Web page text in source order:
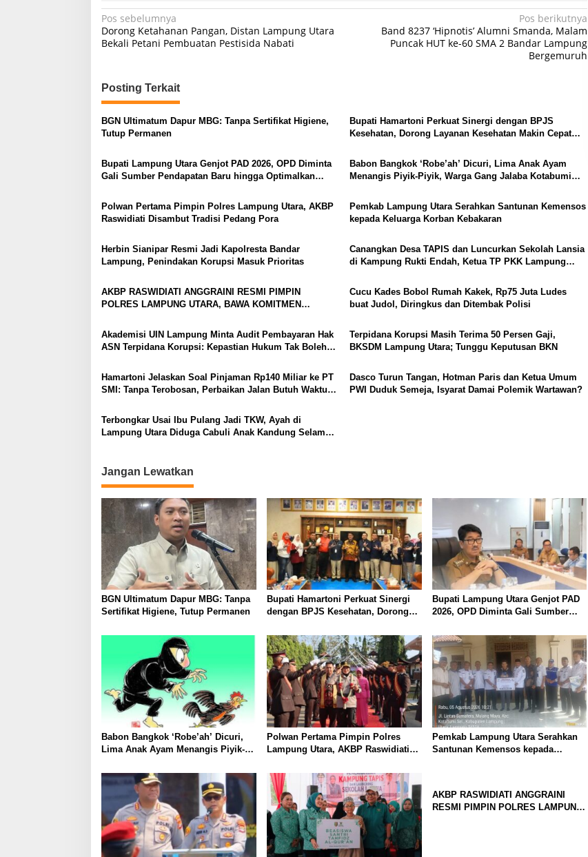
N
a
i
g
a
s
i
p
s
Pos sebelumnya
Dorong Ketahanan Pangan, Distan Lampung Utara
Bekali Petani Pembuatan Pestisida Nabati
Pos berikutnya
Band 8237 ‘Hipnotis’ Alumni Smanda, Malam
Puncak HUT ke-60 SMA 2 Bandar Lampung
Bergemuruh
Posting Terkait
BGN Ultimatum Dapur MBG: Tanpa Sertifikat Higiene,
Tutup Permanen
Bupati Hamartoni Perkuat Sinergi dengan BPJS
Kesehatan, Dorong Layanan Kesehatan Makin Cepat
Bupati Lampung Utara Genjot PAD 2026, OPD Diminta
Gali Sumber Pendapatan Baru hingga Optimalkan
Babon Bangkok ‘Robe’ah’ Dicuri, Lima Anak Ayam
Menangis Piyik-Piyik, Warga Gang Jalaba Kotabumi
Polwan Pertama Pimpin Polres Lampung Utara, AKBP
Raswidiati Disambut Tradisi Pedang Pora
Pemkab Lampung Utara Serahkan Santunan Kemensos
kepada Keluarga Korban Kebakaran
Herbin Sianipar Resmi Jadi Kapolresta Bandar
Lampung, Penindakan Korupsi Masuk Prioritas
Canangkan Desa TAPIS dan Luncurkan Sekolah Lansia
di Kampung Rukti Endah, Ketua TP PKK Lampung
AKBP RASWIDIATI ANGGRAINI RESMI PIMPIN
POLRES LAMPUNG UTARA, BAWA KOMITMEN
Cucu Kades Bobol Rumah Kakek, Rp75 Juta Ludes
buat Judol, Diringkus dan Ditembak Polisi
Akademisi UIN Lampung Minta Audit Pembayaran Hak
ASN Terpidana Korupsi: Kepastian Hukum Tak Boleh
Terpidana Korupsi Masih Terima 50 Persen Gaji,
BKSDM Lampung Utara; Tunggu Keputusan BKN
Hamartoni Jelaskan Soal Pinjaman Rp140 Miliar ke PT
SMI: Tanpa Terobosan, Perbaikan Jalan Butuh Waktu
Dasco Turun Tangan, Hotman Paris dan Ketua Umum
PWI Duduk Semeja, Isyarat Damai Polemik Wartawan?
Terbongkar Usai Ibu Pulang Jadi TKW, Ayah di
Lampung Utara Diduga Cabuli Anak Kandung Selama
Jangan Lewatkan
BGN Ultimatum Dapur MBG: Tanpa
Sertifikat Higiene, Tutup Permanen
Bupati Hamartoni Perkuat Sinergi
dengan BPJS Kesehatan, Dorong
dan Mudah
Bupati Lampung Utara Genjot PAD
2026, OPD Diminta Gali Sumber
Optimalkan PBB-P2
Babon Bangkok ‘Robe’ah’ Dicuri,
Lima Anak Ayam Menangis Piyik-
Heboh
Polwan Pertama Pimpin Polres
Lampung Utara, AKBP Raswidiati
Pemkab Lampung Utara Serahkan
Santunan Kemensos kepada
AKBP RASWIDIATI ANGGRAINI
RESMI PIMPIN POLRES LAMPUNG